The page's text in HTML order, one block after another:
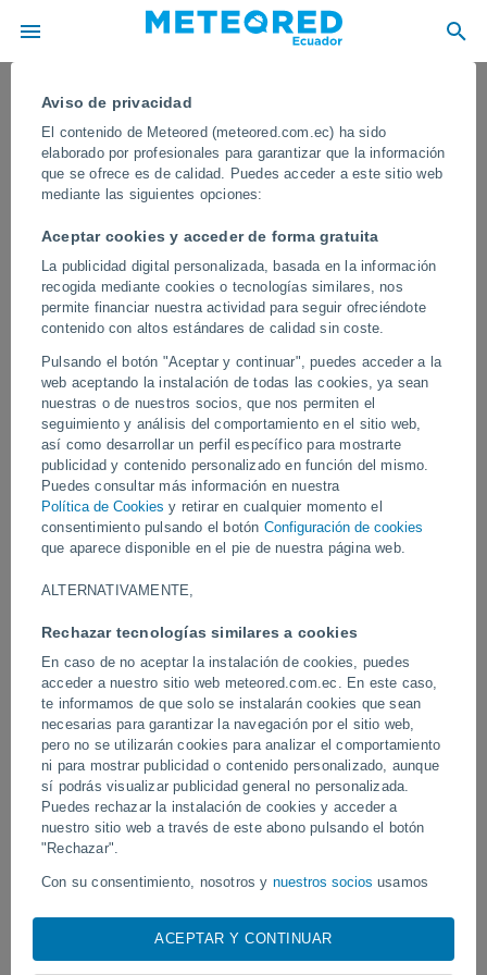
Aviso de privacidad
El contenido de Meteored (meteored.com.ec) ha sido
elaborado por profesionales para garantizar que la información
que se ofrece es de calidad. Puedes acceder a este sitio web
mediante las siguientes opciones:
Aceptar cookies y acceder de forma gratuita
La publicidad digital personalizada, basada en la información
recogida mediante cookies o tecnologías similares, nos
permite financiar nuestra actividad para seguir ofreciéndote
contenido con altos estándares de calidad sin coste.
Pulsando el botón "Aceptar y continuar", puedes acceder a la
web aceptando la instalación de todas las cookies, ya sean
nuestras o de nuestros socios, que nos permiten el
seguimiento y análisis del comportamiento en el sitio web,
así como desarrollar un perfil específico para mostrarte
publicidad y contenido personalizado en función del mismo.
Puedes consultar más información en nuestra
Política de Cookies y retirar en cualquier momento el
consentimiento pulsando el botón Configuración de cookies
que aparece disponible en el pie de nuestra página web.
ALTERNATIVAMENTE,
Rechazar tecnologías similares a cookies
En caso de no aceptar la instalación de cookies, puedes
acceder a nuestro sitio web meteored.com.ec. En este caso,
te informamos de que solo se instalarán cookies que sean
necesarias para garantizar la navegación por el sitio web,
pero no se utilizarán cookies para analizar el comportamiento
ni para mostrar publicidad o contenido personalizado, aunque
sí podrás visualizar publicidad general no personalizada.
Puedes rechazar la instalación de cookies y acceder a
nuestro sitio web a través de este abono pulsando el botón
"Rechazar".
Con su consentimiento, nosotros y nuestros socios usamos
visita en este sitio web, las direcciones IP y los
identificadores de cookies. Es posible que algunos
ACEPTAR Y CONTINUAR
¡Un meteoro muy brillante ilumina los
cielos de Santa Catarina, Brasil! Este
bólido pertenece a la lluvia de
estrellas las líridas
El increíble fenóneno iluminó el cielo nocturno en Río Grande del
Sur, Brasil. Según Carlos Fernando Jung, director del Observatorio
Espacial Heller y Jung, el meteoro “es quizás el más brillante
observado en la región”.
Vídeos
Hoy
Pelotas, Brasil.
fútbol en Narathiwat,